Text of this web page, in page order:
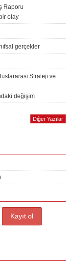
Raporu
olay
gerçekler
Strateji ve
değişim
Diğer Yazılar